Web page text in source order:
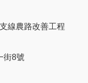
線農路改善工程
街8號